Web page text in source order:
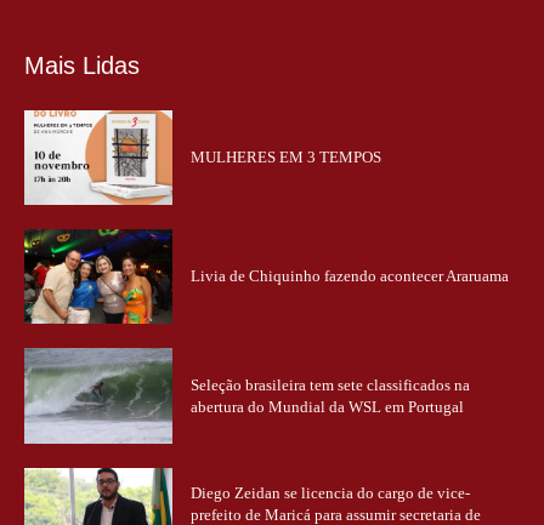
Mais Lidas
MULHERES EM 3 TEMPOS
Livia de Chiquinho fazendo acontecer Araruama
Seleção brasileira tem sete classificados na
abertura do Mundial da WSL em Portugal
Diego Zeidan se licencia do cargo de vice-
prefeito de Maricá para assumir secretaria de